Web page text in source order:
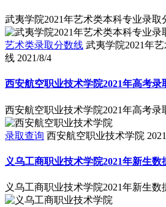
武夷学院2021年艺术类本科专业录取
艺术类录取分数线 武夷学院2021年
线 2021/8/4
西安航空职业技术学院2021年高考录
西安航空职业技术学院2021年高考录
录取查询 西安航空职业技术学院
义乌工商职业技术学院2021年新生数
义乌工商职业技术学院2021年新生数